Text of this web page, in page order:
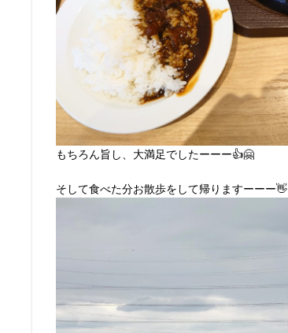
もちろん旨し、大満足でしたーーー👍🤗
そして食べた分お散歩をして帰りますーーー👋